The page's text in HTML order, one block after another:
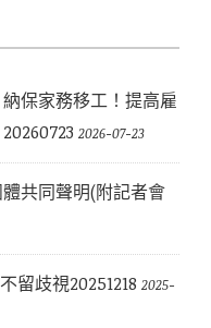
保家務移工！提高雇
2026-07-23
共同聲明(附記者會
留歧視20251218 2025-